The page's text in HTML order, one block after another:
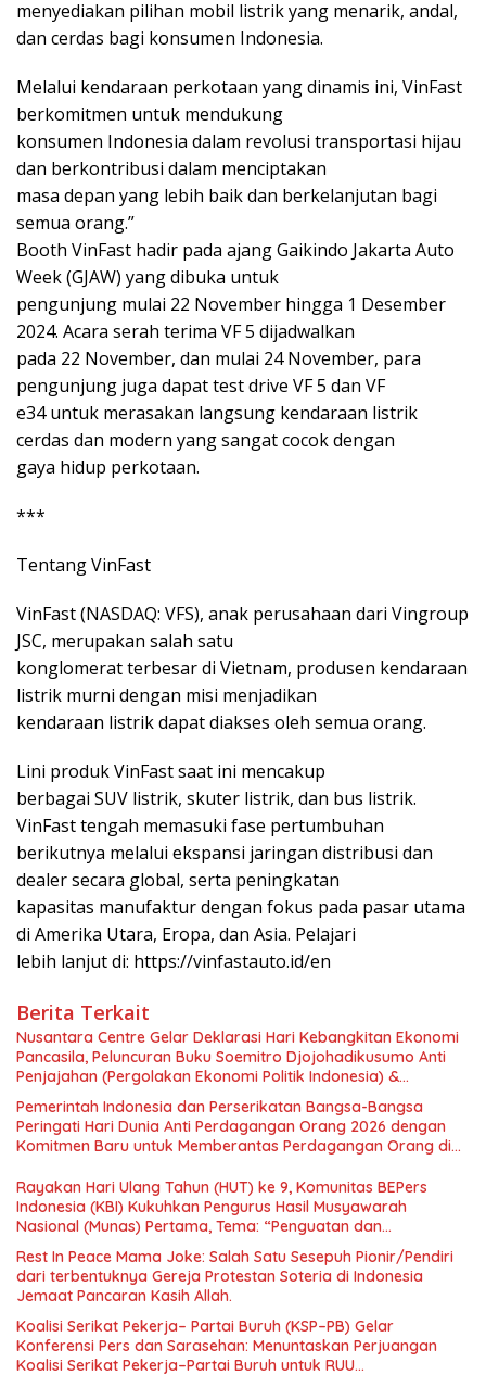
menyediakan pilihan mobil listrik yang menarik, andal,
dan cerdas bagi konsumen Indonesia.
Melalui kendaraan perkotaan yang dinamis ini, VinFast
berkomitmen untuk mendukung
konsumen Indonesia dalam revolusi transportasi hijau
dan berkontribusi dalam menciptakan
masa depan yang lebih baik dan berkelanjutan bagi
semua orang.”
Booth VinFast hadir pada ajang Gaikindo Jakarta Auto
Week (GJAW) yang dibuka untuk
pengunjung mulai 22 November hingga 1 Desember
2024. Acara serah terima VF 5 dijadwalkan
pada 22 November, dan mulai 24 November, para
pengunjung juga dapat test drive VF 5 dan VF
e34 untuk merasakan langsung kendaraan listrik
cerdas dan modern yang sangat cocok dengan
gaya hidup perkotaan.
***
Tentang VinFast
VinFast (NASDAQ: VFS), anak perusahaan dari Vingroup
JSC, merupakan salah satu
konglomerat terbesar di Vietnam, produsen kendaraan
listrik murni dengan misi menjadikan
kendaraan listrik dapat diakses oleh semua orang.
Lini produk VinFast saat ini mencakup
berbagai SUV listrik, skuter listrik, dan bus listrik.
VinFast tengah memasuki fase pertumbuhan
berikutnya melalui ekspansi jaringan distribusi dan
dealer secara global, serta peningkatan
kapasitas manufaktur dengan fokus pada pasar utama
di Amerika Utara, Eropa, dan Asia. Pelajari
lebih lanjut di: https://vinfastauto.id/en
Berita Terkait
Nusantara Centre Gelar Deklarasi Hari Kebangkitan Ekonomi
Pancasila, Peluncuran Buku Soemitro Djojohadikusumo Anti
Penjajahan (Pergolakan Ekonomi Politik Indonesia) &
Simposium Nasional “Urgensi Undang-Undang Perekonomian
Nasional dan Kesejahteraan Sosial dalam Menata Bangsa
Menuju Indonesia Emas 2045”,
Pemerintah Indonesia dan Perserikatan Bangsa-Bangsa
Peringati Hari Dunia Anti Perdagangan Orang 2026 dengan
Komitmen Baru untuk Memberantas Perdagangan Orang di
Rayakan Hari Ulang Tahun (HUT) ke 9, Komunitas BEPers
Indonesia (KBI) Kukuhkan Pengurus Hasil Musyawarah
Nasional (Munas) Pertama, Tema: “Penguatan dan
Pengembangan Organisasi KBI yang Berbasis Riset di seluruh
Indonesia dan Mancanegara”.
Rest In Peace Mama Joke: Salah Satu Sesepuh Pionir/Pendiri
dari terbentuknya Gereja Protestan Soteria di Indonesia
Jemaat Pancaran Kasih Allah.
Koalisi Serikat Pekerja– Partai Buruh (KSP–PB) Gelar
Konferensi Pers dan Sarasehan: Menuntaskan Perjuangan
Koalisi Serikat Pekerja–Partai Buruh untuk RUU